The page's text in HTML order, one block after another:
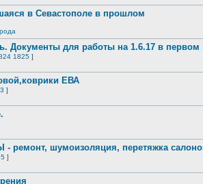
в Севастополе в прошлом
Документы для работы на 1.6.17 в первом
1825 ]
ЕВА
]
шумоизоляция, перетяжка
]